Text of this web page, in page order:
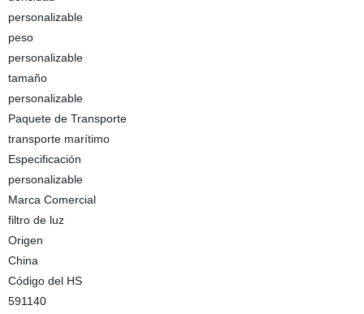
personalizable
peso
personalizable
tamaño
personalizable
Paquete de Transporte
transporte marítimo
Especificación
personalizable
Marca Comercial
filtro de luz
Origen
China
Código del HS
591140